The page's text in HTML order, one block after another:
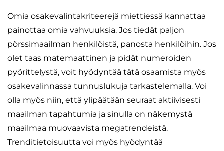
Omia osakevalintakriteerejä miettiessä kannattaa
painottaa omia vahvuuksia. Jos tiedät paljon
pörssimaailman henkilöistä, panosta henkilöihin. Jos
olet taas matemaattinen ja pidät numeroiden
pyörittelystä, voit hyödyntää tätä osaamista myös
osakevalinnassa tunnuslukuja tarkastelemalla. Voi
olla myös niin, että ylipäätään seuraat aktiivisesti
maailman tapahtumia ja sinulla on näkemystä
maailmaa muovaavista megatrendeistä.
Trenditietoisuutta voi myös hyödyntää